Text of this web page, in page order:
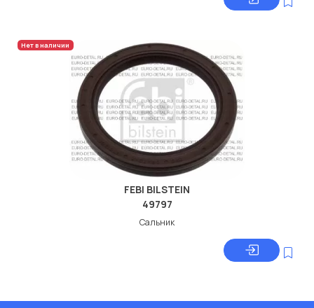
Нет в наличии
FEBI BILSTEIN
49797
Сальник